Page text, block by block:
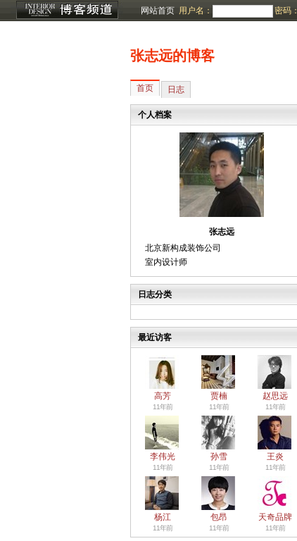
网站首页 用户名： 密码：
张志远的博客
首页 日志
个人档案
张志远
北京新构成装饰公司
室内设计师
日志分类
最近访客
高芳
11年前
贾楠
11年前
赵思远
11年前
李伟光
11年前
孙雪
11年前
王炎
11年前
杨江
11年前
包昂
11年前
天奇品牌
11年前